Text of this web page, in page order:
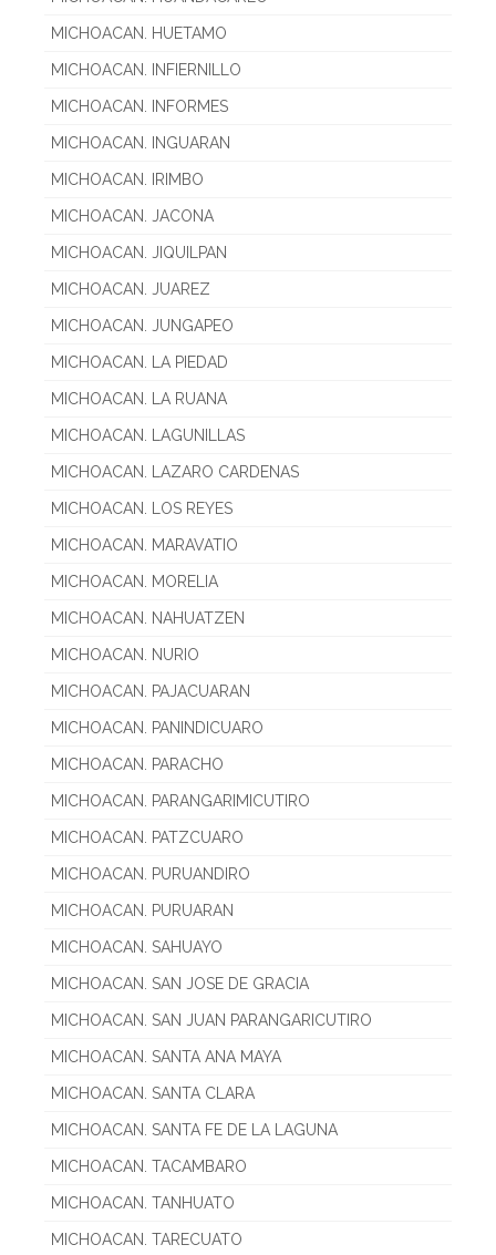
MICHOACAN. HUETAMO
MICHOACAN. INFIERNILLO
MICHOACAN. INFORMES
MICHOACAN. INGUARAN
MICHOACAN. IRIMBO
MICHOACAN. JACONA
MICHOACAN. JIQUILPAN
MICHOACAN. JUAREZ
MICHOACAN. JUNGAPEO
MICHOACAN. LA PIEDAD
MICHOACAN. LA RUANA
MICHOACAN. LAGUNILLAS
MICHOACAN. LAZARO CARDENAS
MICHOACAN. LOS REYES
MICHOACAN. MARAVATIO
MICHOACAN. MORELIA
MICHOACAN. NAHUATZEN
MICHOACAN. NURIO
MICHOACAN. PAJACUARAN
MICHOACAN. PANINDICUARO
MICHOACAN. PARACHO
MICHOACAN. PARANGARIMICUTIRO
MICHOACAN. PATZCUARO
MICHOACAN. PURUANDIRO
MICHOACAN. PURUARAN
MICHOACAN. SAHUAYO
MICHOACAN. SAN JOSE DE GRACIA
MICHOACAN. SAN JUAN PARANGARICUTIRO
MICHOACAN. SANTA ANA MAYA
MICHOACAN. SANTA CLARA
MICHOACAN. SANTA FE DE LA LAGUNA
MICHOACAN. TACAMBARO
MICHOACAN. TANHUATO
MICHOACAN. TARECUATO